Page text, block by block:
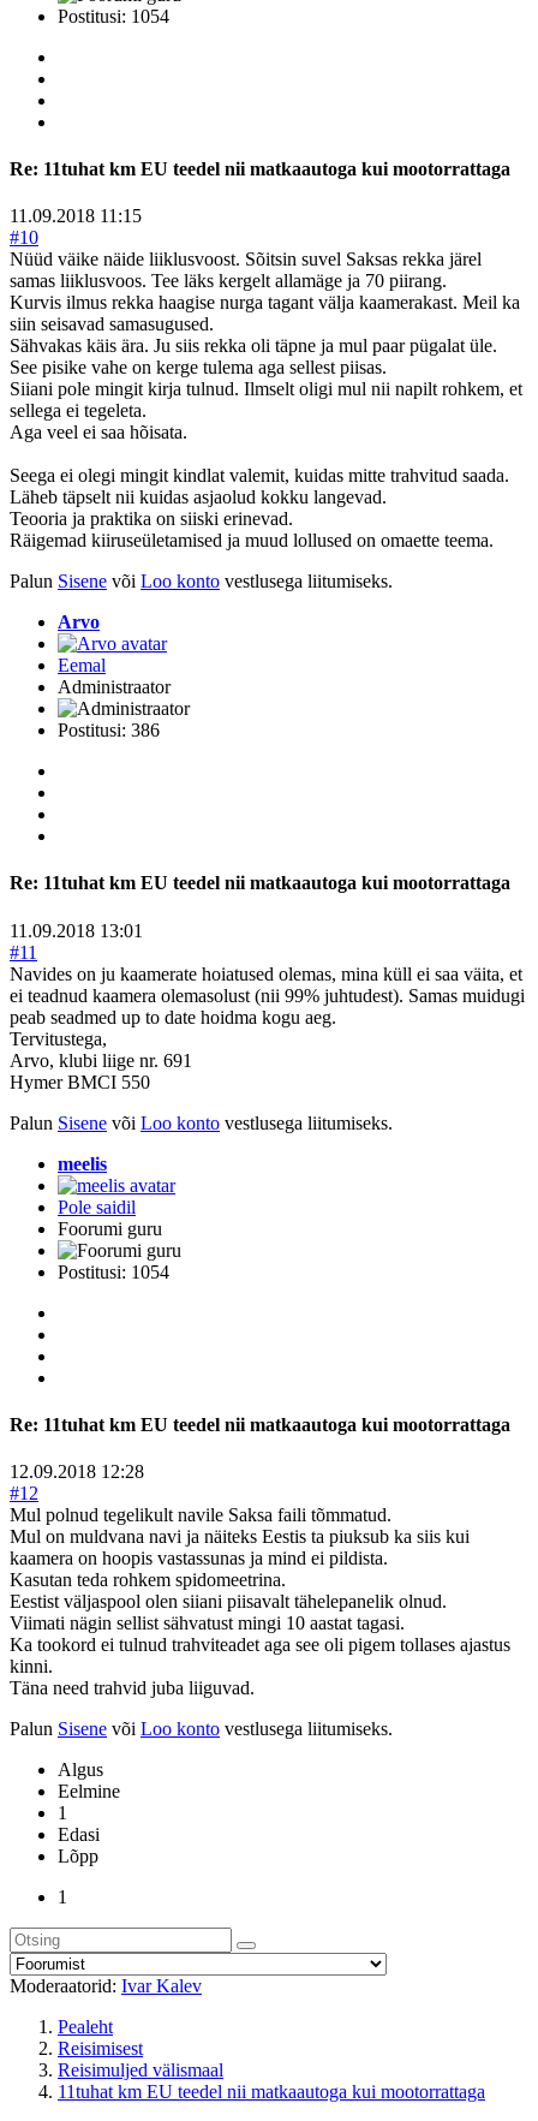
Postitusi: 1054
Re: 11tuhat km EU teedel nii matkaautoga kui mootorrattaga
11.09.2018 11:15
#10
Nüüd väike näide liiklusvoost. Sõitsin suvel Saksas rekka järel
samas liiklusvoos. Tee läks kergelt allamäge ja 70 piirang.
Kurvis ilmus rekka haagise nurga tagant välja kaamerakast. Meil ka
siin seisavad samasugused.
Sähvakas käis ära. Ju siis rekka oli täpne ja mul paar pügalat üle.
See pisike vahe on kerge tulema aga sellest piisas.
Siiani pole mingit kirja tulnud. Ilmselt oligi mul nii napilt rohkem, et
sellega ei tegeleta.
Aga veel ei saa hõisata.
Seega ei olegi mingit kindlat valemit, kuidas mitte trahvitud saada.
Läheb täpselt nii kuidas asjaolud kokku langevad.
Teooria ja praktika on siiski erinevad.
Räigemad kiiruseületamised ja muud lollused on omaette teema.
Palun Sisene või Loo konto vestlusega liitumiseks.
Arvo
Eemal
Administraator
Postitusi: 386
Re: 11tuhat km EU teedel nii matkaautoga kui mootorrattaga
11.09.2018 13:01
#11
Navides on ju kaamerate hoiatused olemas, mina küll ei saa väita, et
ei teadnud kaamera olemasolust (nii 99% juhtudest). Samas muidugi
peab seadmed up to date hoidma kogu aeg.
Tervitustega,
Arvo, klubi liige nr. 691
Hymer BMCI 550
Palun Sisene või Loo konto vestlusega liitumiseks.
meelis
Pole saidil
Foorumi guru
Postitusi: 1054
Re: 11tuhat km EU teedel nii matkaautoga kui mootorrattaga
12.09.2018 12:28
#12
Mul polnud tegelikult navile Saksa faili tõmmatud.
Mul on muldvana navi ja näiteks Eestis ta piuksub ka siis kui
kaamera on hoopis vastassunas ja mind ei pildista.
Kasutan teda rohkem spidomeetrina.
Eestist väljaspool olen siiani piisavalt tähelepanelik olnud.
Viimati nägin sellist sähvatust mingi 10 aastat tagasi.
Ka tookord ei tulnud trahviteadet aga see oli pigem tollases ajastus
kinni.
Täna need trahvid juba liiguvad.
Palun Sisene või Loo konto vestlusega liitumiseks.
Algus
Eelmine
1
Edasi
Lõpp
1
Moderaatorid: Ivar Kalev
Pealeht
Reisimisest
Reisimuljed välismaal
11tuhat km EU teedel nii matkaautoga kui mootorrattaga